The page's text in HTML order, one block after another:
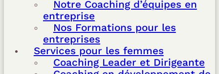
Notre Coaching d’équipes en
entreprise
Nos Formations pour les
entreprises
Services pour les femmes
Coaching Leader et Dirigeante